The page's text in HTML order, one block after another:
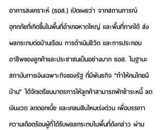
อาคารสงเคราะห์ (ธอส.) เปิดเผยว่า จากสถานการณ์
อุทกภัยที่เกิดขึ้นในพื้นที่อำเภอหาดใหญ่ และพื้นที่ภาคใต้ ส่ง
ผลกระทบต่อบ้านเรือน การดำเนินชีวิต และการประกอบ
อาชีพของลูกค้าและประชาชนเป็นอย่างมาก ธอส. ในฐานะ
สถาบันการเงินเฉพาะกิจของรัฐ ที่มีพันธกิจ “ทำให้คนไทยมี
บ้าน” ได้จัดเตรียมมาตรการให้ลูกค้าสามารถพักชำระหนี้ ลด
เงินงวด ลดดอกเบี้ย และเคลมสินไหมเร่งด่วน เพื่อบรรเทา
ความเดือดร้อนผู้ที่ได้รับผลลกระทบในพื้นที่ดังกล่าว ผ่าน